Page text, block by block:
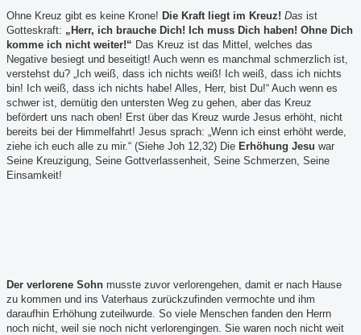
Ohne Kreuz gibt es keine Krone! Die Kraft liegt im Kreuz! Das ist
Gotteskraft: „Herr, ich brauche Dich! Ich muss Dich haben! Ohne Dich
komme ich nicht weiter!“ Das Kreuz ist das Mittel, welches das
Negative besiegt und beseitigt! Auch wenn es manchmal schmerzlich ist,
verstehst du? „Ich weiß, dass ich nichts weiß! Ich weiß, dass ich nichts
bin! Ich weiß, dass ich nichts habe! Alles, Herr, bist Du!“ Auch wenn es
schwer ist, demütig den untersten Weg zu gehen, aber das Kreuz
befördert uns nach oben! Erst über das Kreuz wurde Jesus erhöht, nicht
bereits bei der Himmelfahrt! Jesus sprach: „Wenn ich einst erhöht werde,
ziehe ich euch alle zu mir.“ (Siehe Joh 12,32) Die Erhöhung Jesu war
Seine Kreuzigung, Seine Gottverlassenheit, Seine Schmerzen, Seine
Einsamkeit!
Der verlorene Sohn musste zuvor verlorengehen, damit er nach Hause
zu kommen und ins Vaterhaus zurückzufinden vermochte und ihm
daraufhin Erhöhung zuteilwurde. So viele Menschen fanden den Herrn
noch nicht, weil sie noch nicht verlorengingen. Sie waren noch nicht weit